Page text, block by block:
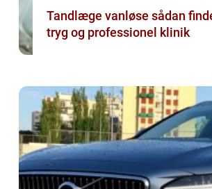
Tandlæge vanløse sådan finder du en
tryg og professionel klinik